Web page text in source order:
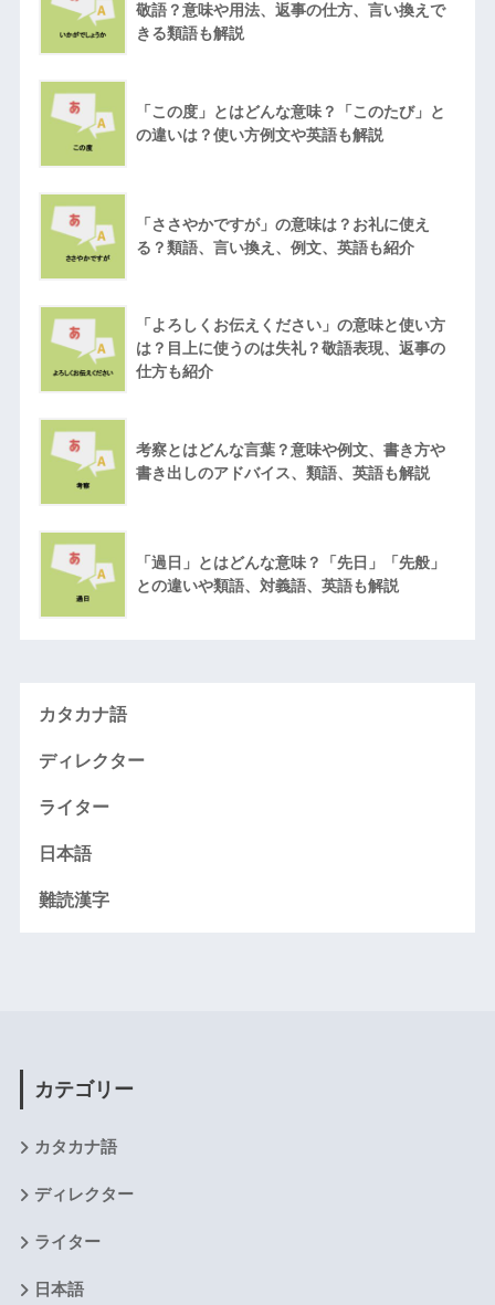
敬語？意味や用法、返事の仕方、言い換えで
きる類語も解説
「この度」とはどんな意味？「このたび」と
の違いは？使い方例文や英語も解説
「ささやかですが」の意味は？お礼に使え
る？類語、言い換え、例文、英語も紹介
「よろしくお伝えください」の意味と使い方
は？目上に使うのは失礼？敬語表現、返事の
仕方も紹介
考察とはどんな言葉？意味や例文、書き方や
書き出しのアドバイス、類語、英語も解説
「過日」とはどんな意味？「先日」「先般」
との違いや類語、対義語、英語も解説
カタカナ語
ディレクター
ライター
日本語
難読漢字
カテゴリー
カタカナ語
ディレクター
ライター
日本語